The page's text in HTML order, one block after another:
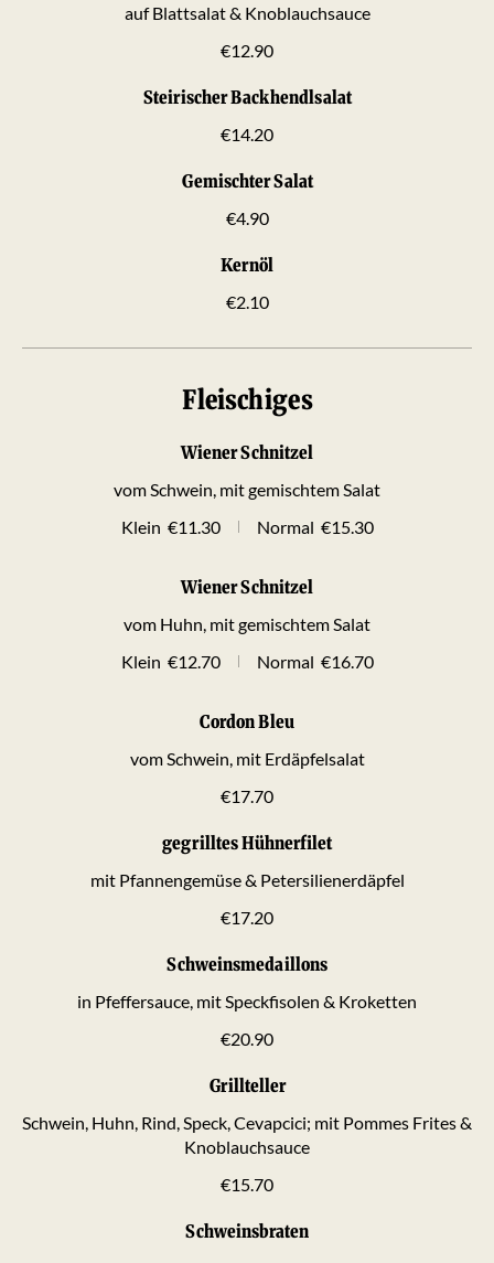
auf Blattsalat & Knoblauchsauce
€12.90
Steirischer Backhendlsalat
€14.20
Gemischter Salat
€4.90
Kernöl
€2.10
Fleischiges
Wiener Schnitzel
vom Schwein, mit gemischtem Salat
Klein €11.30 Normal €15.30
Wiener Schnitzel
vom Huhn, mit gemischtem Salat
Klein €12.70 Normal €16.70
Cordon Bleu
vom Schwein, mit Erdäpfelsalat
€17.70
gegrilltes Hühnerfilet
mit Pfannengemüse & Petersilienerdäpfel
€17.20
Schweinsmedaillons
in Pfeffersauce, mit Speckfisolen & Kroketten
€20.90
Grillteller
Schwein, Huhn, Rind, Speck, Cevapcici; mit Pommes Frites &
Knoblauchsauce
€15.70
Schweinsbraten